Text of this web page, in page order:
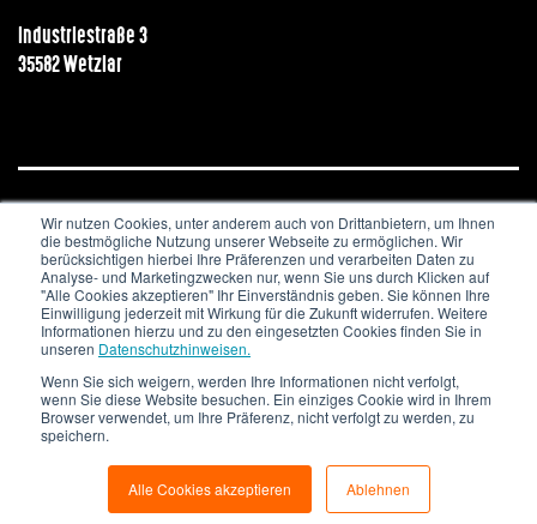
Wir nutzen Cookies, unter anderem auch von Drittanbietern, um Ihnen
die bestmögliche Nutzung unserer Webseite zu ermöglichen. Wir
berücksichtigen hierbei Ihre Präferenzen und verarbeiten Daten zu
Analyse- und Marketingzwecken nur, wenn Sie uns durch Klicken auf
"Alle Cookies akzeptieren" Ihr Einverständnis geben. Sie können Ihre
Einwilligung jederzeit mit Wirkung für die Zukunft widerrufen. Weitere
Informationen hierzu und zu den eingesetzten Cookies finden Sie in
unseren Datenschutzhinweisen.
Wenn Sie sich weigern, werden Ihre Informationen nicht verfolgt,
wenn Sie diese Website besuchen. Ein einziges Cookie wird in Ihrem
Browser verwendet, um Ihre Präferenz, nicht verfolgt zu werden, zu
speichern.
Alle Cookies akzeptieren Ablehnen
Industriestraße 3
35582 Wetzlar
JOBS & KARRIERE NEWSLETTER
IMPRESSUM
DATENSCHUTZ
Copyright © 2020. All Rights Reserved.